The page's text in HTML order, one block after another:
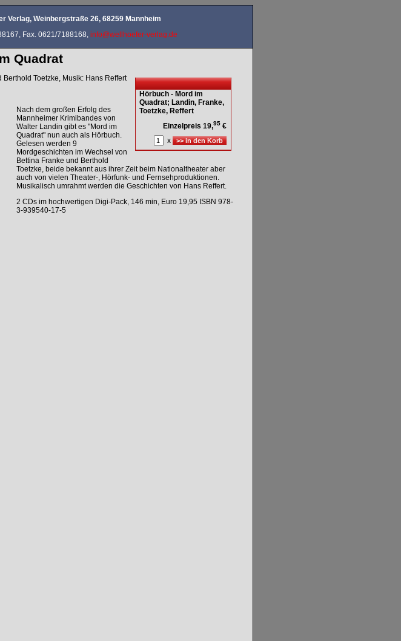
Verlag, Weinbergstraße 26, 68259 Mannheim
Fax. 0621/7188168, info@wellhoefer-verlag.de
Quadrat
Hörbuch - Mord im
Quadrat; Landin, Franke,
Toetzke, Reffert
Einzelpreis 19,95 €
x
Toetzke, Musik: Hans Reffert
Nach dem großen Erfolg des
Mannheimer Krimibandes von
Walter Landin gibt es "Mord im
Quadrat" nun auch als Hörbuch.
Gelesen werden 9
Mordgeschichten im Wechsel von
Bettina Franke und Berthold
Toetzke, beide bekannt aus ihrer Zeit beim Nationaltheater aber
auch von vielen Theater-, Hörfunk- und Fernsehproduktionen.
Musikalisch umrahmt werden die Geschichten von Hans Reffert.
2 CDs im hochwertigen Digi-Pack, 146 min, Euro 19,95 ISBN 978-
3-939540-17-5